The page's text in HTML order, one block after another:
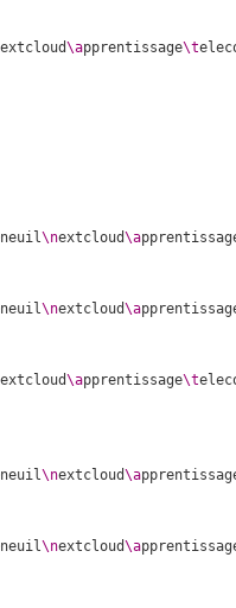
extcloud\apprentissage\t
\nextcloud\a
\nextcloud\a
extcloud\apprentissage\t
\nextcloud\a
\nextcloud\a